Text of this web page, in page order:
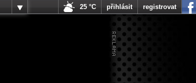
25 °C přihlásit registrovat